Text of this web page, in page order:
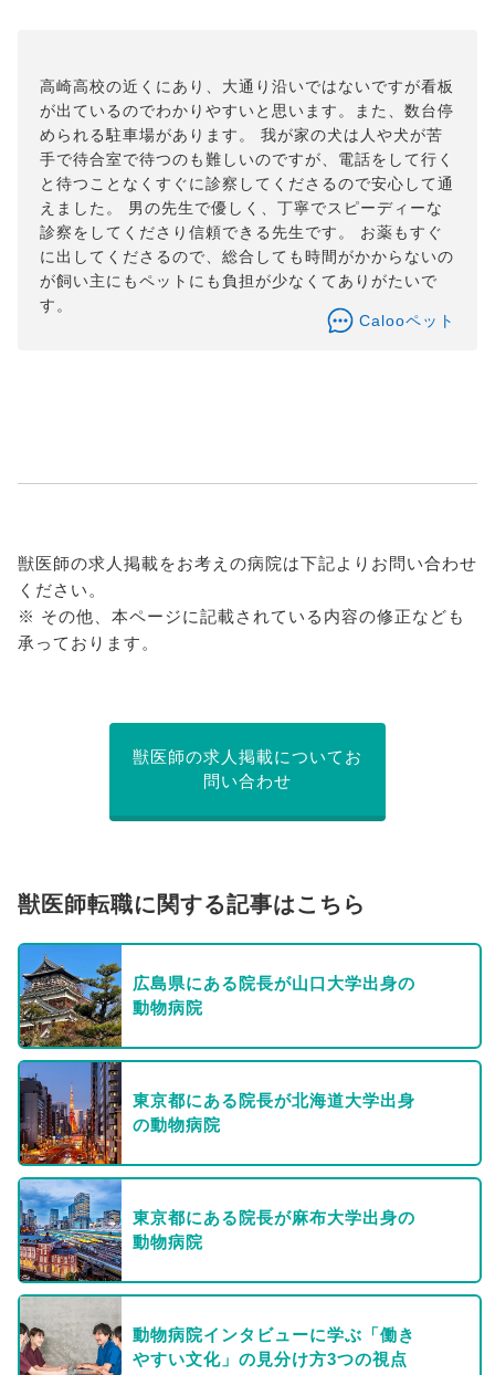
高崎高校の近くにあり、大通り沿いではないですが看板
が出ているのでわかりやすいと思います。また、数台停
められる駐車場があります。 我が家の犬は人や犬が苦
手で待合室で待つのも難しいのですが、電話をして行く
と待つことなくすぐに診察してくださるので安心して通
えました。 男の先生で優しく、丁寧でスピーディーな
診察をしてくださり信頼できる先生です。 お薬もすぐ
に出してくださるので、総合しても時間がかからないの
が飼い主にもペットにも負担が少なくてありがたいで
す。
Calooペット
獣医師の求人掲載をお考えの病院は下記よりお問い合わせ
ください。
※ その他、本ページに記載されている内容の修正なども
承っております。
獣医師の求人掲載についてお
問い合わせ
獣医師転職に関する記事はこちら
広島県にある院長が山口大学出身の
動物病院
東京都にある院長が北海道大学出身
の動物病院
東京都にある院長が麻布大学出身の
動物病院
動物病院インタビューに学ぶ「働き
やすい文化」の見分け方3つの視点